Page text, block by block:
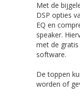
Met de
DSP opties
EQ en
speaker.
met de gratis
software.
De toppen
worden of